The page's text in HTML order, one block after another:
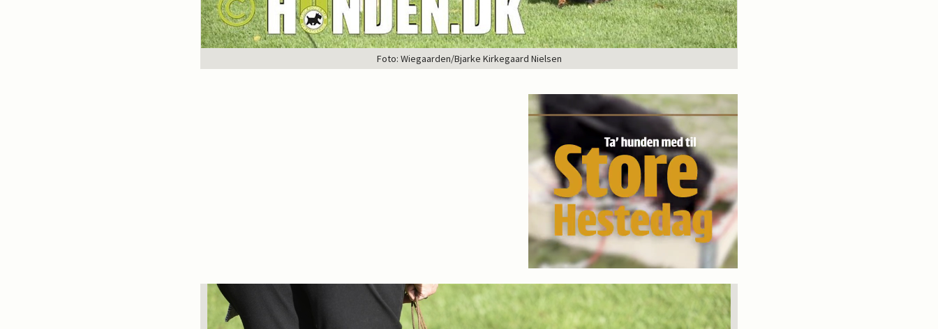
Foto: Wiegaarden/Bjarke Kirkegaard Nielsen